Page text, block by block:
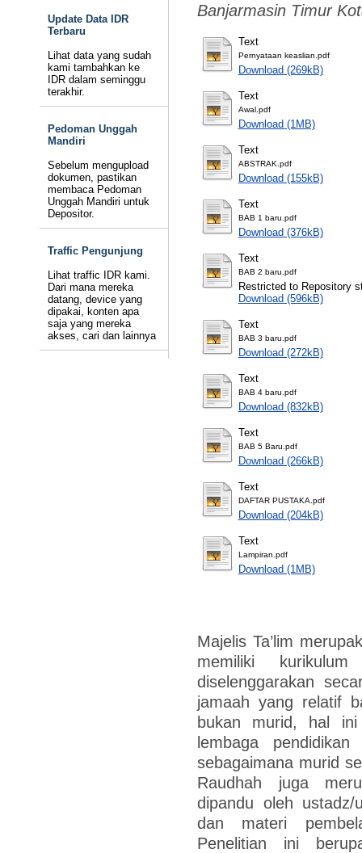
Update Data IDR
Terbaru
Lihat data yang sudah
kami tambahkan ke
IDR dalam seminggu
terakhir.
Pedoman Unggah
Mandiri
Sebelum mengupload
dokumen, pastikan
membaca Pedoman
Unggah Mandiri untuk
Depositor.
Traffic Pengunjung
Lihat traffic IDR kami.
Dari mana mereka
datang, device yang
dipakai, konten apa
saja yang mereka
akses, cari dan lainnya
Banjarmasin Timur
Text
Pernyataan keaslian.pdf
Download (269kB)
Text
Awal.pdf
Download (1MB)
Text
ABSTRAK.pdf
Download (155kB)
Text
BAB 1 baru.pdf
Download (376kB)
Text
BAB 2 baru.pdf
Restricted to Repository
Download (596kB)
Text
BAB 3 baru.pdf
Download (272kB)
Text
BAB 4 baru.pdf
Download (832kB)
Text
BAB 5 Baru.pdf
Download (266kB)
Text
DAFTAR PUSTAKA.pdf
Download (204kB)
Text
Lampiran.pdf
Download (1MB)
Majelis Ta’lim
memiliki
diselenggarakan
jamaah yang relatif
bukan murid, hal ini
lembaga
sebagaimana murid
Raudhah juga
dipandu oleh ustadz/
dan materi
Penelitian ini